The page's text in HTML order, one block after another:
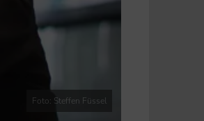
Foto: Steffen Füssel